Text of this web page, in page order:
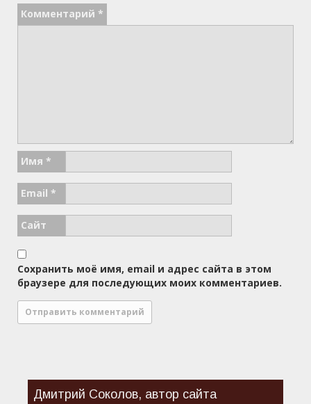
Комментарий *
Имя *
Email *
Сайт
Сохранить моё имя, email и адрес сайта в этом
браузере для последующих моих комментариев.
Дмитрий Соколов, автор сайта